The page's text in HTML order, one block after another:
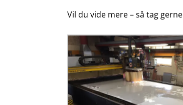
Vil du vide mere – så tag gerne